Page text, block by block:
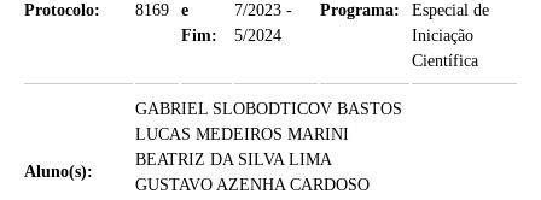
Protocolo: 8169
e
Fim:
7/2023 -
5/2024
Programa:
Especial de
Iniciação
Científica
Aluno(s):
GABRIEL SLOBODTICOV BASTOS
LUCAS MEDEIROS MARINI
BEATRIZ DA SILVA LIMA
GUSTAVO AZENHA CARDOSO